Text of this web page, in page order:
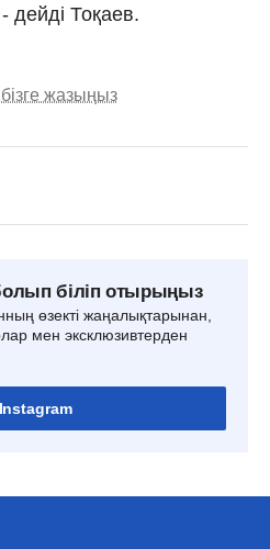
- дейді Тоқаев.
бізге жазыңыз
біліп отырыңыз
өзекті жаңалықтарынан,
мен эксклюзивтерден